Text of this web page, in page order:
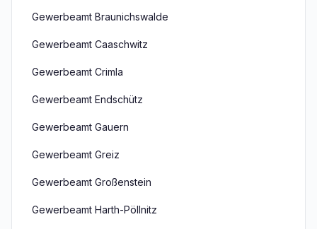
Gewerbeamt Braunichswalde
Gewerbeamt Caaschwitz
Gewerbeamt Crimla
Gewerbeamt Endschütz
Gewerbeamt Gauern
Gewerbeamt Greiz
Gewerbeamt Großenstein
Gewerbeamt Harth-Pöllnitz